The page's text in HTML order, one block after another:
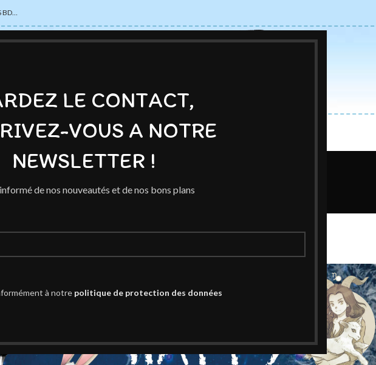
LE CONTACT,
VOUS A NOTRE
NEWSLETTER !
de nos nouveautés et de nos bons plans
à notre politique de protection des données
BD…
ACCUEILBOUTIQUE AUTEURS
Blog
Bonne année 2023
Publié par CedOn 1 janvier 2023